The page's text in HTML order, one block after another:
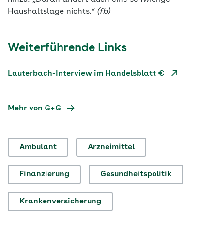
Haushaltslage nichts.“ (fb)
Weiterführende Links
Lauterbach-Interview im Handelsblatt €
Mehr von G+G
Ambulant Arzneimittel
Finanzierung Gesundheitspolitik
Krankenversicherung